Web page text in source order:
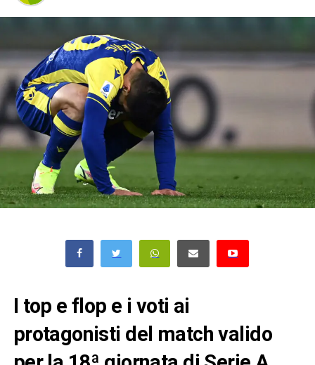
I top e flop e i voti ai
protagonisti del match valido